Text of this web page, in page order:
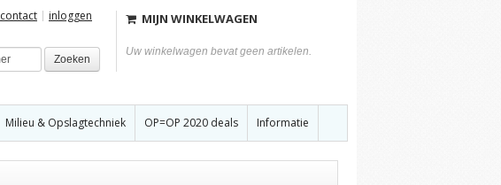
contact inloggen
Zoeken
MIJN WINKELWAGEN
Uw winkelwagen bevat geen artikelen.
Milieu & Opslagtechniek OP=OP 2020 deals Informatie